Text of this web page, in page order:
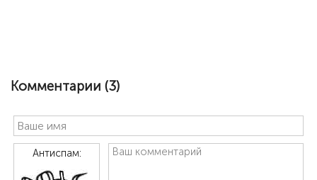
Комментарии (3)
Антиспам: